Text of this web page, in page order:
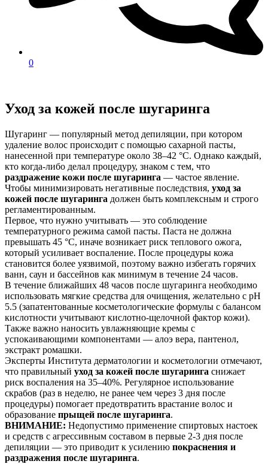
0
Уход за кожей после шугаринга
Шугаринг — популярный метод депиляции, при котором
удаление волос происходит с помощью сахарной пасты,
нанесенной при температуре около 38–42 °C. Однако каждый,
кто когда-либо делал процедуру, знаком с тем, что
раздражение кожи после шугаринга — частое явление.
Чтобы минимизировать негативные последствия, уход за
кожей после шугаринга должен быть комплексным и строго
регламентированным.
Первое, что нужно учитывать — это соблюдение
температурного режима самой пасты. Паста не должна
превышать 45 °C, иначе возникает риск теплового ожога,
который усиливает воспаление. После процедуры кожа
становится более уязвимой, поэтому важно избегать горячих
ванн, саун и бассейнов как минимум в течение 24 часов.
В течение ближайших 48 часов после шугаринга необходимо
использовать мягкие средства для очищения, желательно с pH
5.5 (запатентованные косметологические формулы с балансом
кислотности учитывают кислотно-щелочной фактор кожи).
Также важно наносить увлажняющие кремы с
успокаивающими компонентами — алоэ вера, пантенол,
экстракт ромашки.
Эксперты Института дерматологии и косметологии отмечают,
что правильный уход за кожей после шугаринга снижает
риск воспаления на 35–40%. Регулярное использование
скрабов (раз в неделю, не ранее чем через 3 дня после
процедуры) помогает предотвратить врастание волос и
образование прыщей после шугаринга.
ВНИМАНИЕ: Недопустимо применение спиртовых настоек
и средств с агрессивным составом в первые 2-3 дня после
депиляции — это приводит к усилению покраснения и
раздражения после шугаринга.